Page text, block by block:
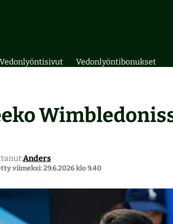
Vedonlyöntisivut Vedonlyöntibonukset
Anders
viimeksi: 29.6.2026 klo 9.40